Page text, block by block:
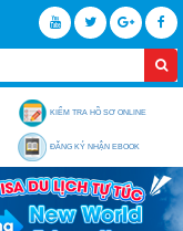
KIỂM TRA HỒ SƠ ONLINE
ĐĂNG KÝ NHẬN EBOOK